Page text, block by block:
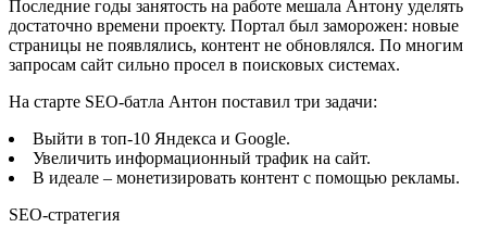
Последние годы занятость на работе мешала Антону уделять
достаточно времени проекту. Портал был заморожен: новые
страницы не появлялись, контент не обновлялся. По многим
запросам сайт сильно просел в поисковых системах.
На старте SEO-батла Антон поставил три задачи:
Выйти в топ-10 Яндекса и Google.
Увеличить информационный трафик на сайт.
В идеале – монетизировать контент с помощью рекламы.
SEO-стратегия